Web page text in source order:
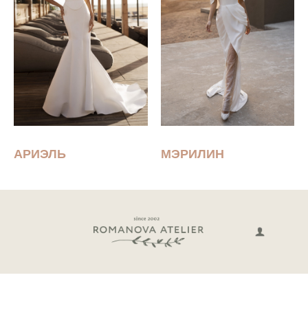
АРИЭЛЬ МЭРИЛИН